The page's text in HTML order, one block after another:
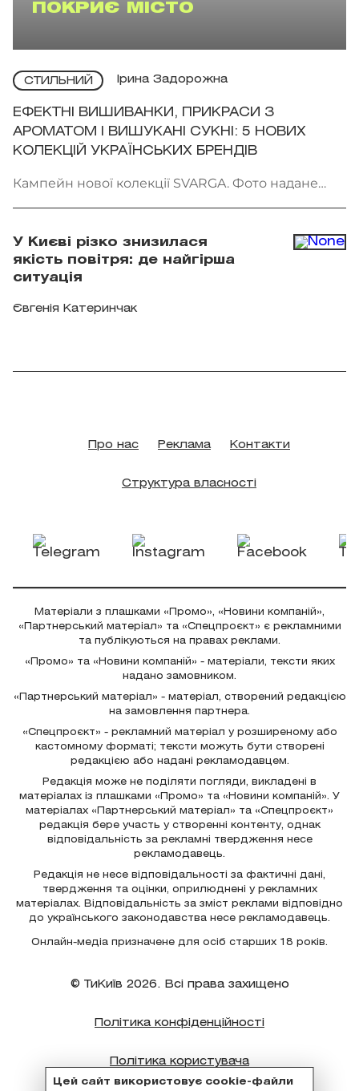
ПОКРИЄ МІСТО
СТИЛЬНИЙ Ірина Задорожна
ЕФЕКТНІ ВИШИВАНКИ, ПРИКРАСИ З
АРОМАТОМ І ВИШУКАНІ СУКНІ: 5 НОВИХ
КОЛЕКЦІЙ УКРАЇНСЬКИХ БРЕНДІВ
Кампейн нової колекції SVARGA. Фото надане
У Києві різко знизилася
якість повітря: де найгірша
ситуація
Євгенія Катеринчак
Цей сайт використовує cookie-файли
Про нас Реклама Контакти
Структура власності
Матеріали з плашками «Промо», «Новини компаній»,
«Партнерський матеріал» та «Спецпроєкт» є рекламними
та публікуються на правах реклами.
«Промо» та «Новини компаній» - матеріали, тексти яких
надано замовником.
«Партнерський матеріал» - матеріал, створений редакцією
на замовлення партнера.
«Спецпроєкт» - рекламний матеріал у розширеному або
кастомному форматі; тексти можуть бути створені
редакцією або надані рекламодавцем.
Редакція може не поділяти погляди, викладені в
матеріалах із плашками «Промо» та «Новини компаній». У
матеріалах «Партнерський матеріал» та «Спецпроєкт»
редакція бере участь у створенні контенту, однак
відповідальність за рекламні твердження несе
рекламодавець.
Редакція не несе відповідальності за фактичні дані,
твердження та оцінки, оприлюднені у рекламних
матеріалах. Відповідальність за зміст реклами відповідно
до українського законодавства несе рекламодавець.
Онлайн-медіа призначене для осіб старших 18 років.
© ТиКиїв 2026. Всі права захищено
Політика конфіденційності
Політика користувача